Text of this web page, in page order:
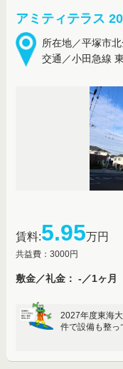
アミティテラス
所在地／平塚市北
交通／小田急線
賃料:5.95万円
共益費：3000円
敷金／礼金： -／1ヶ月
2027年度東海
件で設備も整っ